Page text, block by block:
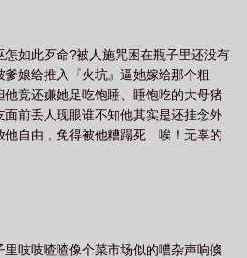
如此歹命?被人施咒困在瓶子里还没有
娘给推入『火坑』逼她嫁给那个粗
竞还嫌她足吃饱睡、睡饱吃的大母猪
前丢人现眼谁不知他其实是还挂念外
他自由，免得被他糟蹋死…唉！无辜的
好』兄弟，一见到她，个个垂涎得只
是有些占灵精怪，使他不得不怀疑她
，此生她都注定是他的人…
吱吱喳喳像个菜市场似的嘈杂声响倏